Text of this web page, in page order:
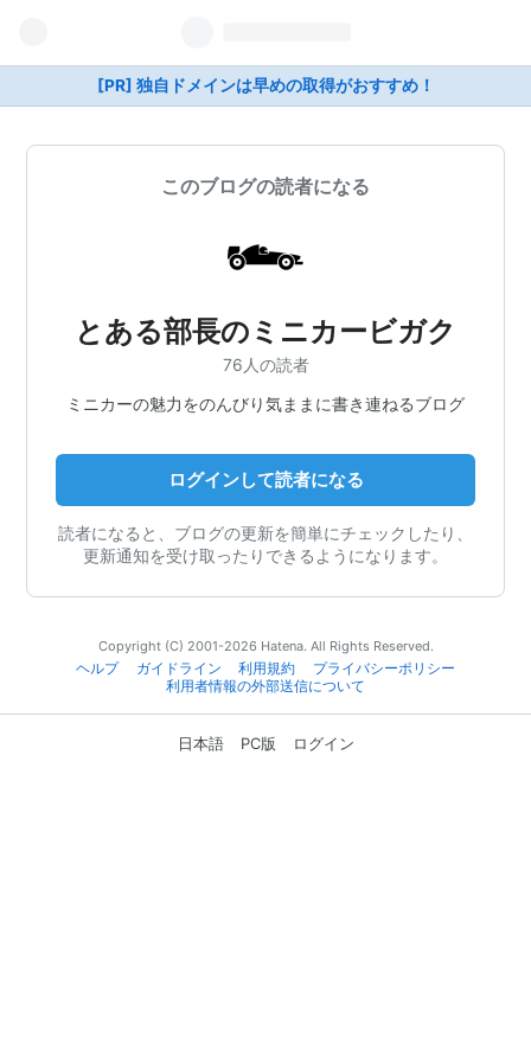
[PR] 独自ドメインは早めの取得がおすすめ！
このブログの読者になる
とある部長のミニカービガク
76人の読者
ミニカーの魅力をのんびり気ままに書き連ねるブログ
ログインして読者になる
読者になると、ブログの更新を簡単にチェックしたり、
更新通知を受け取ったりできるようになります。
Copyright (C) 2001-2026 Hatena. All Rights Reserved.
ヘルプ
ガイドライン 利用規約
プライバシーポリシー
利用者情報の外部送信について
日本語 PC版 ログイン